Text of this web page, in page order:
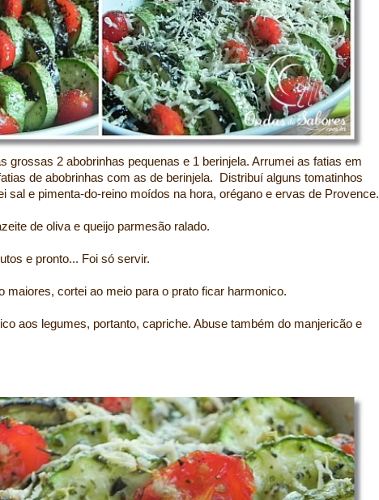
grossas 2 abobrinhas pequenas e 1 berinjela. Arrumei as fatias em
de abobrinhas com as de berinjela. Distribuí alguns tomatinhos
sal e pimenta-do-reino moídos na hora, orégano e ervas de Provence.
de oliva e queijo parmesão ralado.
e pronto... Foi só servir.
maiores, cortei ao meio para o prato ficar harmonico.
aos legumes, portanto, capriche. Abuse também do manjericão e